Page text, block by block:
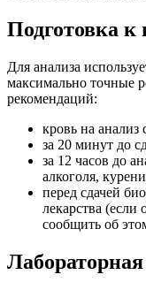
Подготовка к
Для анализа
максимально точные
рекомендаций:
кровь на анализ
за 20 минут до
за 12 часов до
алкоголя,
перед сдачей
лекарства
сообщить об